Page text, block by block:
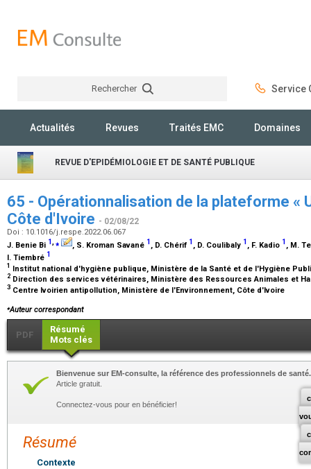
Rechercher Service
Actualités Revues Traités EMC Domaines
REVUE D'EPIDÉMIOLOGIE ET DE SANTÉ PUBLIQUE
65 - Opérationnalisation de la plateforme «
Côte d'Ivoire - 02/08/22
Doi : 10.1016/j.respe.2022.06.067
J. Benie Bi 1,⁎ , S. Kroman Savané 1 , D. Chérif 1 , D. Coulibaly 1 , F. Kadio 1 , M.
I. Tiembré 1
1 Institut national d'hygiène publique, Ministère de la Santé et de l'Hygiène
2 Direction des services vétérinaires, Ministère des Ressources Animales et
3 Centre Ivoirien antipollution, Ministère de l'Environnement, Côte d'Ivoire
⁎Auteur correspondant
PDF
Résumé
Mots clés
Bienvenue sur EM-consulte, la référence des professionnels de santé.
Article gratuit.
Connectez-vous pour en bénéficier!
Résumé
Contexte